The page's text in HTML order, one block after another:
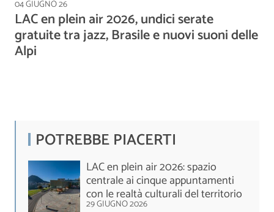
04 GIUGNO 26
LAC en plein air 2026, undici serate
gratuite tra jazz, Brasile e nuovi suoni delle
Alpi
POTREBBE PIACERTI
LAC en plein air 2026: spazio
centrale ai cinque appuntamenti
con le realtà culturali del territorio
29 GIUGNO 2026